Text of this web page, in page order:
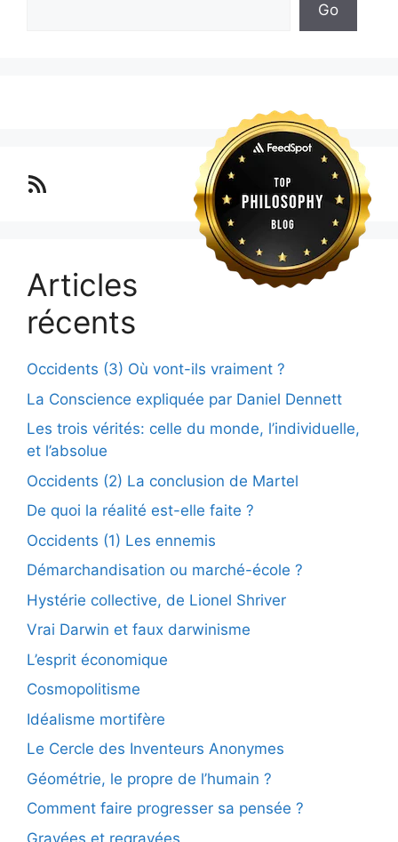
Go
Lo blog Surimposium
Articles
récents
Occidents (3) Où vont-ils vraiment ?
La Conscience expliquée par Daniel Dennett
Les trois vérités: celle du monde, l’individuelle,
et l’absolue
Occidents (2) La conclusion de Martel
De quoi la réalité est-elle faite ?
Occidents (1) Les ennemis
Démarchandisation ou marché-école ?
Hystérie collective, de Lionel Shriver
Vrai Darwin et faux darwinisme
L’esprit économique
Cosmopolitisme
Idéalisme mortifère
Le Cercle des Inventeurs Anonymes
Géométrie, le propre de l’humain ?
Comment faire progresser sa pensée ?
Gravées et regravées